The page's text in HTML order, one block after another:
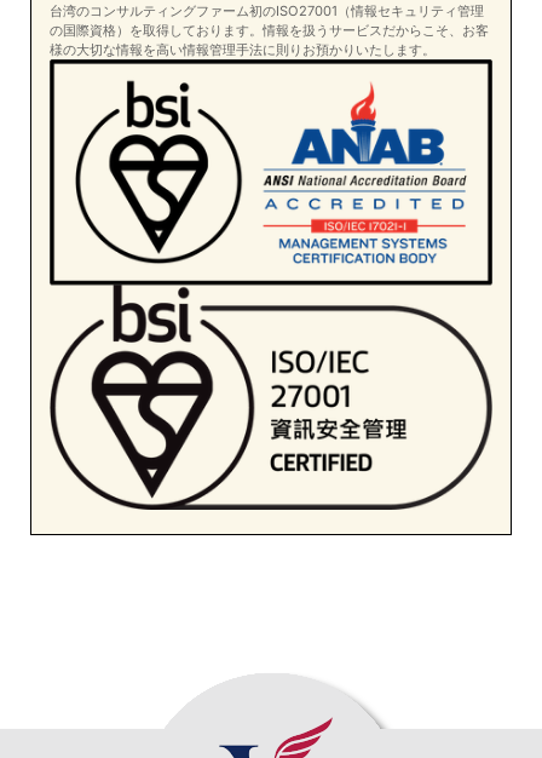
台湾のコンサルティングファーム初のISO27001（情報セキュリティ管理
の国際資格）を取得しております。情報を扱うサービスだからこそ、お客
様の大切な情報を高い情報管理手法に則りお預かりいたします。